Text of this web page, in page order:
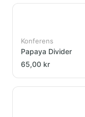
Konferens
Papaya Divider
65,00 kr